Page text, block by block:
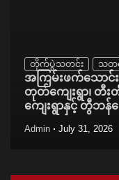
တိုက်ပွဲသတင်း သတ
အကြမ်းဖက်သောင်
တုတ်ကျေးရွာ၊ တီး
ကျေးရွာနှင့် တွီဘန်
Admin July 31, 2026